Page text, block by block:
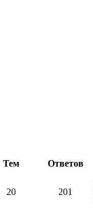
Тем Ответов
20 201